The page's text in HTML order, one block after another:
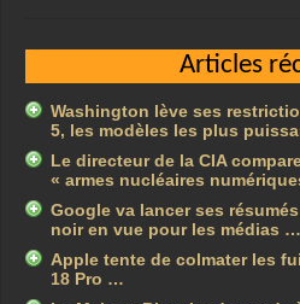
Articles
Washington lève ses
5, les modèles les plus
Le directeur de la CIA
« armes nucléaires
Google va lancer ses
noir en vue pour les médias …
Apple tente de colmater les
18 Pro …